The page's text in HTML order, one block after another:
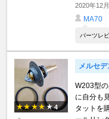
2020年12
MA70
パーツレ
4
メルセ
W203型
に自分も
タットを